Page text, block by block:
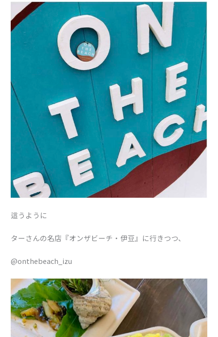
這うように
ターさんの名店『オンザビーチ・伊豆』に行きつつ、
@onthebeach_izu